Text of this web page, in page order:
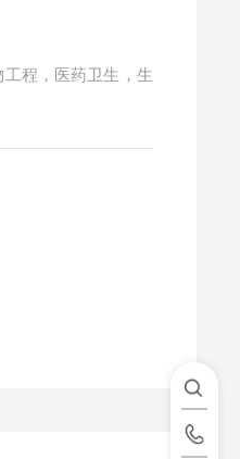
程，医药卫生，生